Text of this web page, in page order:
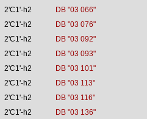
2'C1'-h2
DB "03 066"
2'C1'-h2
DB "03 076"
2'C1'-h2
DB "03 092"
2'C1'-h2
DB "03 093"
2'C1'-h2
DB "03 101"
2'C1'-h2
DB "03 113"
2'C1'-h2
DB "03 116"
2'C1'-h2
DB "03 136"